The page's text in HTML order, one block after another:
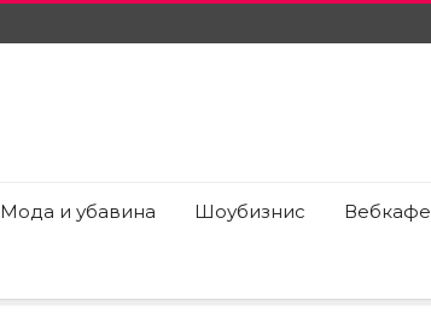
Мода и убавина Шоубизнис Вебкафе